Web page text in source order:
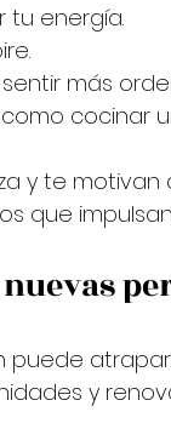
tu energía.
más
cocinar
y te motivan
que
y